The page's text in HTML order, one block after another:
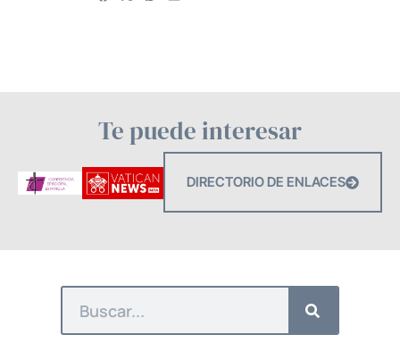
Te puede interesar
DIRECTORIO DE ENLACES